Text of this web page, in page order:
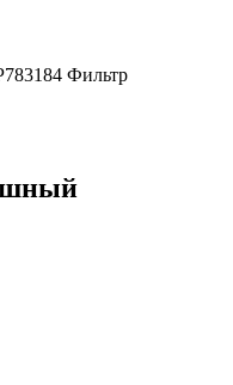
Фильтр